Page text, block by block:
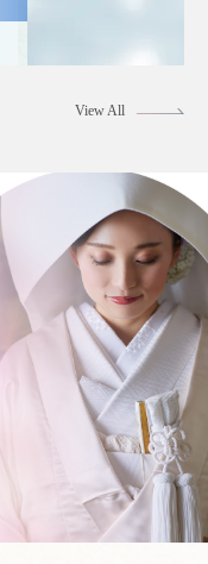
View All